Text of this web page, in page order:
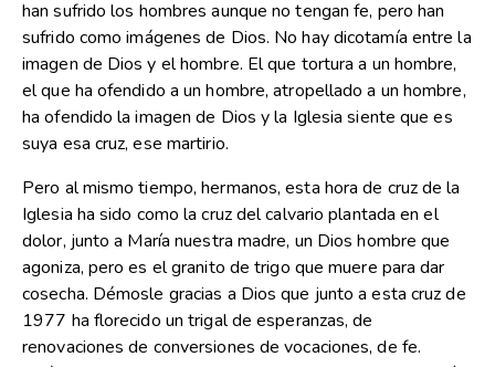
han sufrido los hombres aunque no tengan fe, pero han
sufrido como imágenes de Dios. No hay dicotamía entre la
imagen de Dios y el hombre. El que tortura a un hombre,
el que ha ofendido a un hombre, atropellado a un hombre,
ha ofendido la imagen de Dios y la Iglesia siente que es
suya esa cruz, ese martirio.
Pero al mismo tiempo, hermanos, esta hora de cruz de la
Iglesia ha sido como la cruz del calvario plantada en el
dolor, junto a María nuestra madre, un Dios hombre que
agoniza, pero es el granito de trigo que muere para dar
cosecha. Démosle gracias a Dios que junto a esta cruz de
1977 ha florecido un trigal de esperanzas, de
renovaciones de conversiones de vocaciones, de fe.